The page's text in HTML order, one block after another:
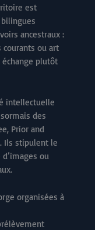
est
ancestraux :
courants ou art
plutôt
intellectuelle
des
Prior and
Ils stipulent le
ou
organisées à